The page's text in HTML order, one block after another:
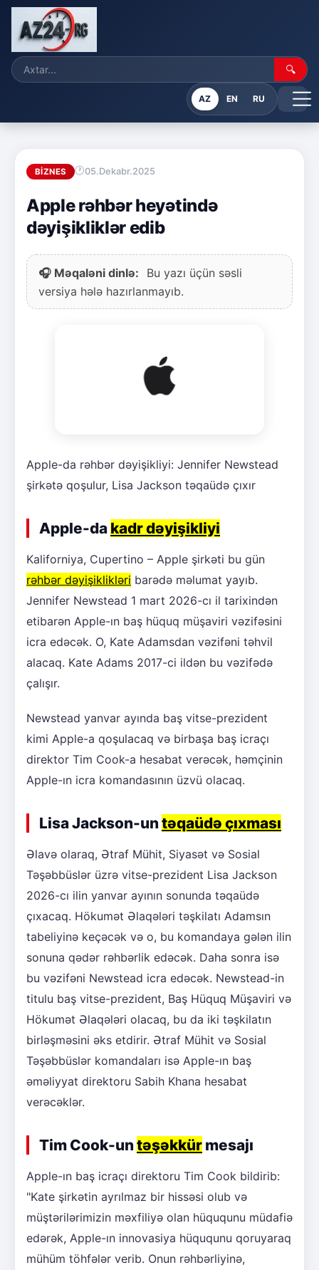
🔍
AZ EN RU
BIZNES 05.Dekabr.2025
Apple rəhbər heyətində
dəyişikliklər edib
🎧 Məqaləni dinlə:
Bu yazı üçün səsli
versiya hələ hazırlanmayıb.
Apple-da rəhbər dəyişikliyi: Jennifer Newstead
şirkətə qoşulur, Lisa Jackson təqaüdə çıxır
Apple-da kadr dəyişikliyi
Kaliforniya, Cupertino – Apple şirkəti bu gün
rəhbər dəyişiklikləri barədə məlumat yayıb.
Jennifer Newstead 1 mart 2026-cı il tarixindən
etibarən Apple-ın baş hüquq müşaviri vəzifəsini
icra edəcək. O, Kate Adamsdan vəzifəni təhvil
alacaq. Kate Adams 2017-ci ildən bu vəzifədə
çalışır.
Newstead yanvar ayında baş vitse-prezident
kimi Apple-a qoşulacaq və birbaşa baş icraçı
direktor Tim Cook-a hesabat verəcək, həmçinin
Apple-ın icra komandasının üzvü olacaq.
Lisa Jackson-un təqaüdə çıxması
Əlavə olaraq, Ətraf Mühit, Siyasət və Sosial
Təşəbbüslər üzrə vitse-prezident Lisa Jackson
2026-cı ilin yanvar ayının sonunda təqaüdə
çıxacaq. Hökumət Əlaqələri təşkilatı Adamsın
tabeliyinə keçəcək və o, bu komandaya gələn ilin
sonuna qədər rəhbərlik edəcək. Daha sonra isə
bu vəzifəni Newstead icra edəcək. Newstead-in
titulu baş vitse-prezident, Baş Hüquq Müşaviri və
Hökumət Əlaqələri olacaq, bu da iki təşkilatın
birləşməsini əks etdirir. Ətraf Mühit və Sosial
Təşəbbüslər komandaları isə Apple-ın baş
əməliyyat direktoru Sabih Khana hesabat
verəcəklər.
Tim Cook-un təşəkkür mesajı
Apple-ın baş icraçı direktoru Tim Cook bildirib:
"Kate şirkətin ayrılmaz bir hissəsi olub və
müştərilərimizin məxfiliyə olan hüququnu müdafiə
edərək, Apple-ın innovasiya hüququnu qoruyaraq
mühüm töhfələr verib. Onun rəhbərliyinə,